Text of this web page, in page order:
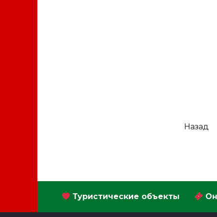
Назад
Туристические объекты